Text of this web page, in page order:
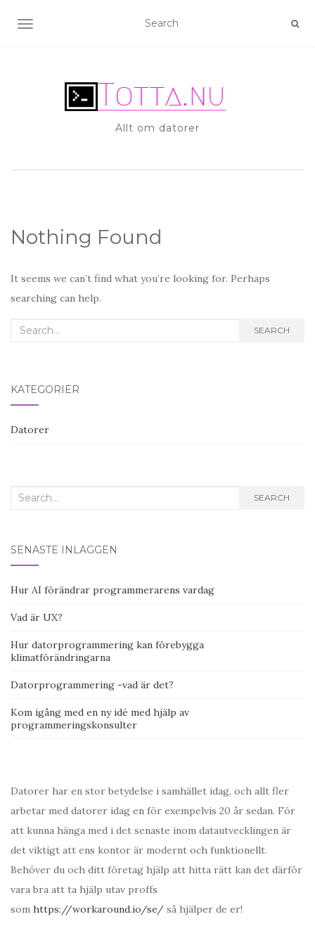
TOGGLE NAVIGATION
Allt om datorer
Nothing Found
It seems we can’t find what you’re looking for. Perhaps
searching can help.
Search
SEARCH
KATEGORIER
Datorer
Search
SEARCH
SENASTE INLÄGGEN
Hur AI förändrar programmerarens vardag
Vad är UX?
Hur datorprogrammering kan förebygga
klimatförändringarna
Datorprogrammering -vad är det?
Kom igång med en ny idé med hjälp av
programmeringskonsulter
Datorer har en stor betydelse i samhället idag, och allt fler
arbetar med datorer idag en för exempelvis 20 år sedan. För
att kunna hänga med i det senaste inom datautvecklingen är
det viktigt att ens kontor är modernt och funktionellt.
Behöver du och ditt företag hjälp att hitta rätt kan det därför
vara bra att ta hjälp utav proffs
som https://workaround.io/se/ så hjälper de er!